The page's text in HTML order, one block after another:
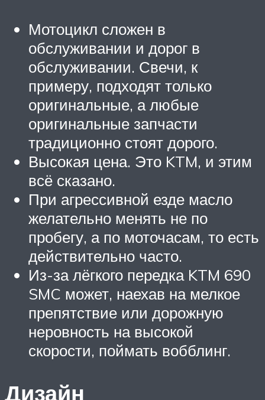
Мотоцикл сложен в
обслуживании и дорог в
обслуживании. Свечи, к
примеру, подходят только
оригинальные, а любые
оригинальные запчасти
традиционно стоят дорого.
Высокая цена. Это KTM, и этим
всё сказано.
При агрессивной езде масло
желательно менять не по
пробегу, а по моточасам, то есть
действительно часто.
Из-за лёгкого передка KTM 690
SMC может, наехав на мелкое
препятствие или дорожную
неровность на высокой
скорости, поймать вобблинг.
Дизайн